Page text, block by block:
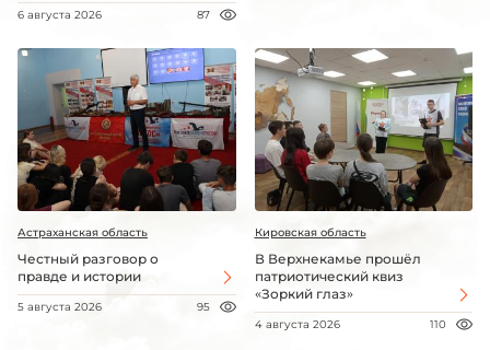
6 августа 2026 87
Астраханская область
Честный разговор о
правде и истории
5 августа 2026 95
Кировская область
В Верхнекамье прошёл
патриотический квиз
«Зоркий глаз»
4 августа 2026 110